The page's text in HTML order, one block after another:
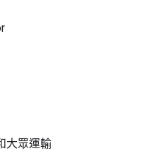
大眾運輸